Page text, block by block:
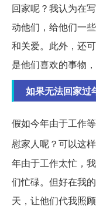
回家呢？我认为在
动他们，给他们一
和关爱。此外，还
是他们喜欢的事物
如果无法回家过
假如今年由于工作
慰家人呢？可以这
年由于工作太忙，
们忙碌。但好在我
天，让他们代我照